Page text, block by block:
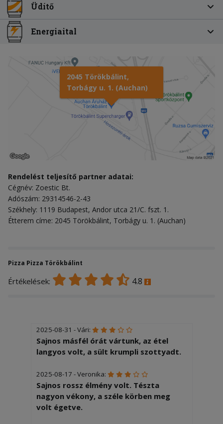
Üdítő
Energiaital
2045 Törökbálint,
Torbágy u. 1. (Auchan)
Rendelést teljesítő partner adatai:
Cégnév: Zoestic Bt.
Adószám: 29314546-2-43
Székhely: 1119 Budapest, Andor utca 21/C. fszt. 1.
Étterem címe: 2045 Törökbálint, Torbágy u. 1. (Auchan)
Pizza Pizza Törökbálint
Értékelések: 4.8
2025-08-31 - Vári:
Sajnos másfél órát vártunk, az étel
langyos volt, a sült krumpli szottyadt.
2025-08-17 - Veronika:
Sajnos rossz élmény volt. Tészta
nagyon vékony, a széle körben meg
volt égetve.